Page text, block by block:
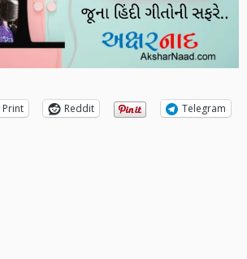
Print Reddit
Telegram